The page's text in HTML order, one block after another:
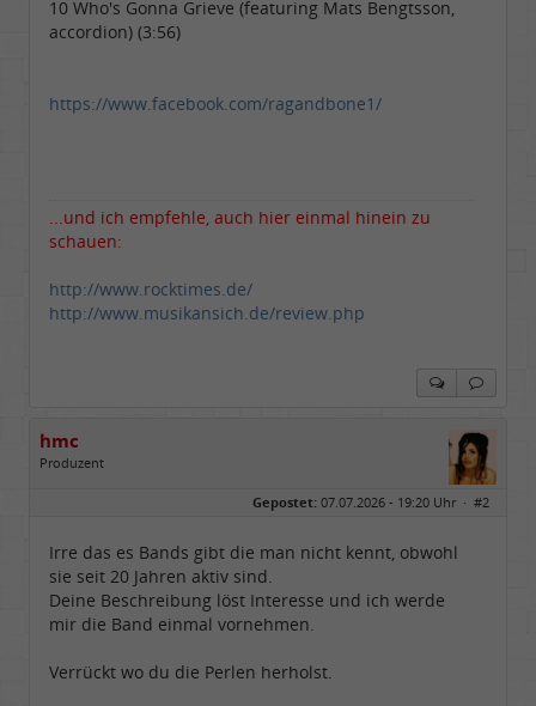
10 Who's Gonna Grieve (featuring Mats Bengtsson,
accordion) (3:56)
https://www.facebook.com/ragandbone1/
...und ich empfehle, auch hier einmal hinein zu
schauen:
http://www.rocktimes.de/
http://www.musikansich.de/review.php
hmc
Produzent
Beiträge:
17570
Dabei seit:
04 / 2006
Gepostet: 07.07.2026 - 19:20 Uhr · #2
Irre das es Bands gibt die man nicht kennt, obwohl
sie seit 20 Jahren aktiv sind.
Deine Beschreibung löst Interesse und ich werde
mir die Band einmal vornehmen.
Verrückt wo du die Perlen herholst.